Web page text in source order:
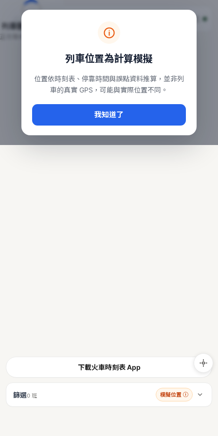
台鐵列車即時位置地圖
本頁顯示目前全台鐵運行中的列車位置，涵蓋自強、普悠瑪、
常用查詢：
、台中車站即時動態
台鐵即時動態
下載火車時刻表 App
篩選0 班 模擬位置 ⓘ
列車位置為計算模擬
位置依時刻表、停靠時間與誤點資料推算，並非列
車的真實 GPS，可能與實際位置不同。
我知道了
列車動態載入中…